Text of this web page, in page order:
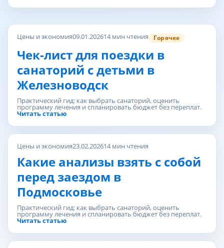
Цены и экономия09.01.202614 мин чтения Горячее
Чек-лист для поездки в
санаторий с детьми в
Железноводск
Практический гид: как выбрать санаторий, оценить
программу лечения и спланировать бюджет без переплат.
Читать статью
Цены и экономия23.02.202614 мин чтения
Какие анализы взять с собой
перед заездом в
Подмосковье
Практический гид: как выбрать санаторий, оценить
программу лечения и спланировать бюджет без переплат.
Читать статью